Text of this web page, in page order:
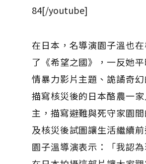
84[/youtube]
在日本，名導演園子溫也
了《希望之國》，一反她
情暴力影片主題、詭譎奇
描寫核災後的日本酪農一
主，描寫避難與死守家園
及核災後試圖讓生活繼續前
園子溫導演表示：「我認